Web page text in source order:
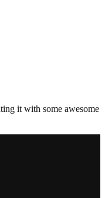
it with some awesome